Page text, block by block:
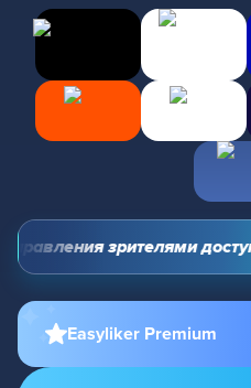
зрителями
Easyliker Premium